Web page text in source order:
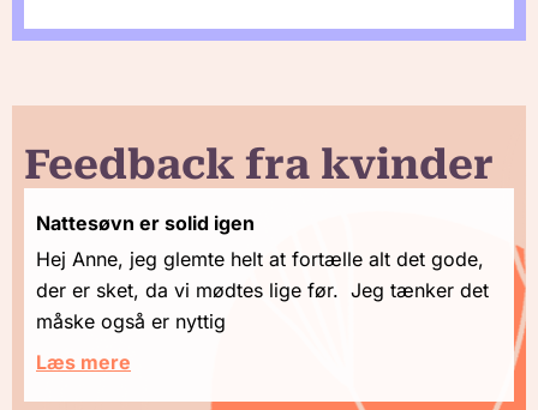
Feedback fra kvinder
Nattesøvn er solid igen
Hej Anne, jeg glemte helt at fortælle alt det gode,
der er sket, da vi mødtes lige før. Jeg tænker det
måske også er nyttig
Læs mere